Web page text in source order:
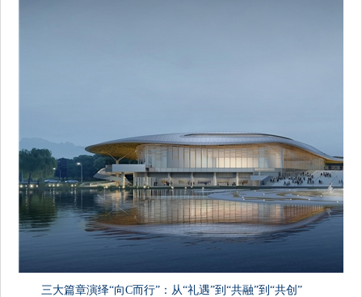
三大篇章演绎“向C而行”：从“礼遇”到“共融”到“共创”